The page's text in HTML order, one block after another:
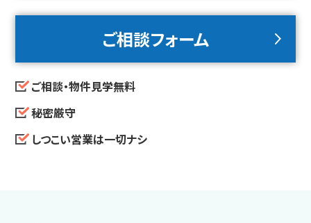
ご相談フォーム
ご相談・物件見学無料
秘密厳守
しつこい営業は一切ナシ